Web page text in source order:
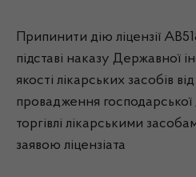
Припинити дію ліцензії
підставі наказу Державної
якості лікарських засобів
провадження господарської
торгівлі лікарськими
заявою ліцензіата